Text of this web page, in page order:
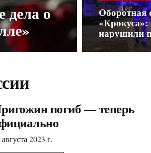
дела о Оборотная
нарушили
безопасность
погиб — теперь
2023 г.